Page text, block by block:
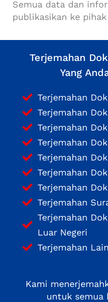
Semua data dan
publikasikan ke
Terjemahan
Yang
Terjemahan
Terjemahan
Terjemahan
Terjemahan
Terjemahan
Terjemahan
Terjemahan
Terjemahan
Terjemahan
Luar Negeri
Terjemahan
Kami
untuk semua